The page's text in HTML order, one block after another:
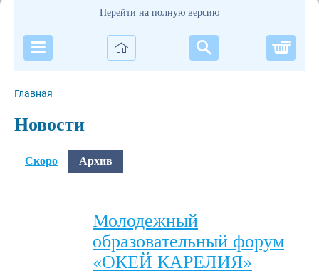
Перейти на полную версию
Главная
Новости
Скоро Архив
Молодежный
образовательный форум
«ОКЕЙ КАРЕЛИЯ»